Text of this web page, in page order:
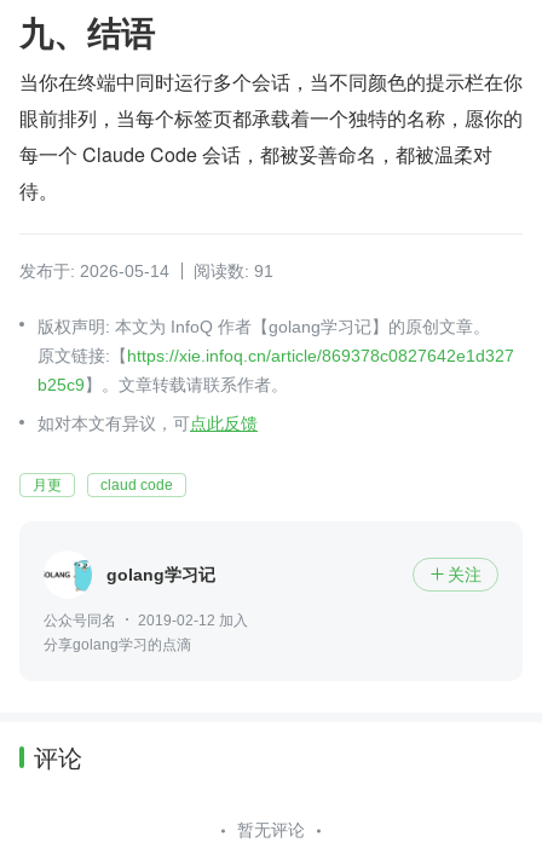
九、结语
当你在终端中同时运行多个会话，当不同颜色的提示栏在你
眼前排列，当每个标签页都承载着一个独特的名称，愿你的
每一个 Claude Code 会话，都被妥善命名，都被温柔对
待。
发布于: 2026-05-14 阅读数: 91
版权声明: 本文为 InfoQ 作者【golang学习记】的原创文章。
原文链接:【https://xie.infoq.cn/article/869378c0827642e1d327
b25c9】。文章转载请联系作者。
如对本文有异议，可点此反馈
月更 claud code
golang学习记  关注
公众号同名
2019-02-12 加入
分享golang学习的点滴
评论
暂无评论